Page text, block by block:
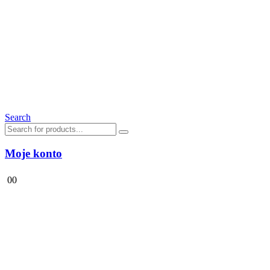
Search
Moje konto
00